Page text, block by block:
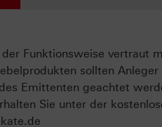
Funktionsweise vertraut
sollten Anleger
Emittenten geachtet
Sie unter der